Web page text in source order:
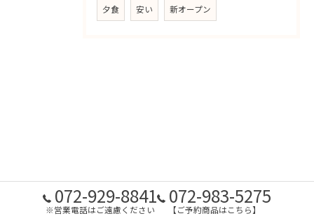
夕食 安い 新オープン
072-929-8841
※営業電話はご遠慮ください
072-983-5275
【ご予約商品はこちら】